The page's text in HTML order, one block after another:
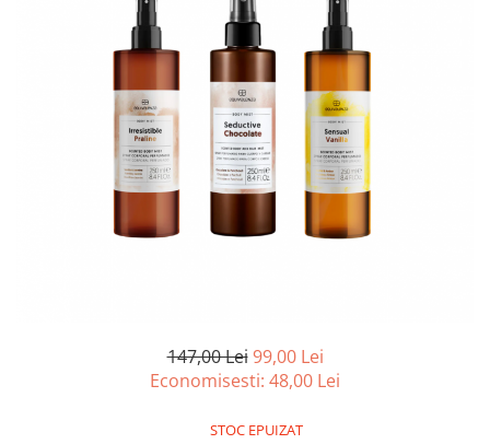
Ulei pentru barba
147,00 Lei 99,00 Lei
Economisesti: 48,00 Lei
STOC EPUIZAT